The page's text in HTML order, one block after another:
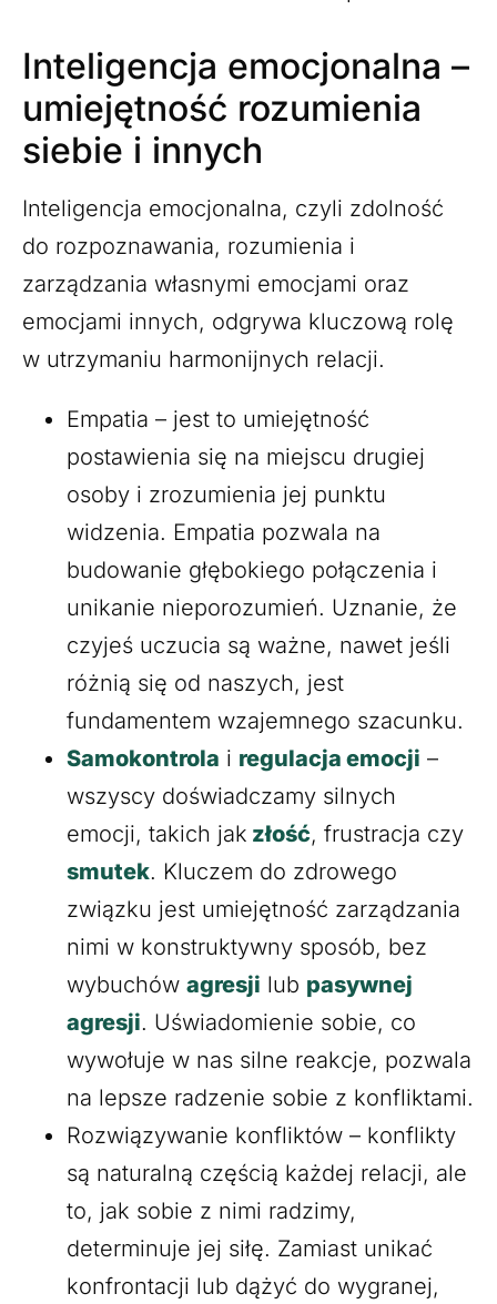
Inteligencja emocjonalna –
umiejętność rozumienia
siebie i innych
Inteligencja emocjonalna, czyli zdolność
do rozpoznawania, rozumienia i
zarządzania własnymi emocjami oraz
emocjami innych, odgrywa kluczową rolę
w utrzymaniu harmonijnych relacji.
Empatia – jest to umiejętność
postawienia się na miejscu drugiej
osoby i zrozumienia jej punktu
widzenia. Empatia pozwala na
budowanie głębokiego połączenia i
unikanie nieporozumień. Uznanie, że
czyjeś uczucia są ważne, nawet jeśli
różnią się od naszych, jest
fundamentem wzajemnego szacunku.
Samokontrola i regulacja emocji –
wszyscy doświadczamy silnych
emocji, takich jak złość, frustracja czy
smutek. Kluczem do zdrowego
związku jest umiejętność zarządzania
nimi w konstruktywny sposób, bez
wybuchów agresji lub pasywnej
agresji. Uświadomienie sobie, co
wywołuje w nas silne reakcje, pozwala
na lepsze radzenie sobie z konfliktami.
Rozwiązywanie konfliktów – konflikty
są naturalną częścią każdej relacji, ale
to, jak sobie z nimi radzimy,
determinuje jej siłę. Zamiast unikać
konfrontacji lub dążyć do wygranej,